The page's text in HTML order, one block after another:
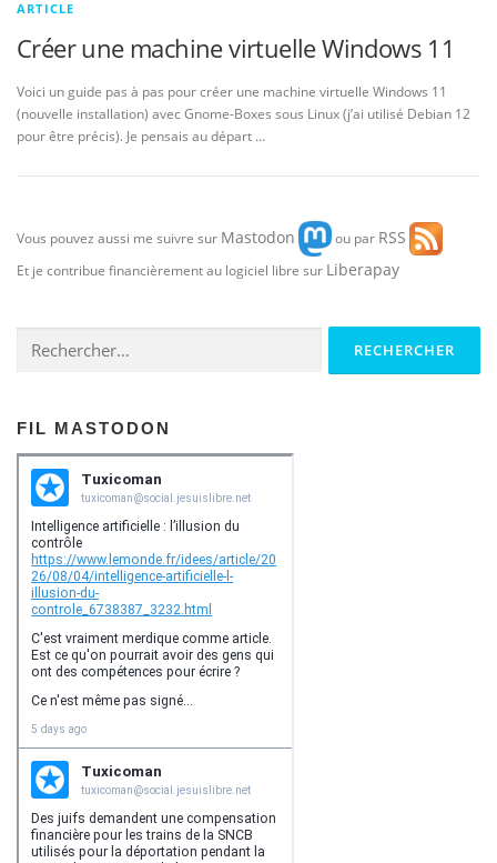
ARTICLE
Créer une machine virtuelle Windows 11
Voici un guide pas à pas pour créer une machine virtuelle Windows 11
(nouvelle installation) avec Gnome-Boxes sous Linux (j’ai utilisé Debian 12
pour être précis). Je pensais au départ …
Vous pouvez aussi me suivre sur Mastodon ou par RSS
Et je contribue financièrement au logiciel libre sur Liberapay
FIL MASTODON